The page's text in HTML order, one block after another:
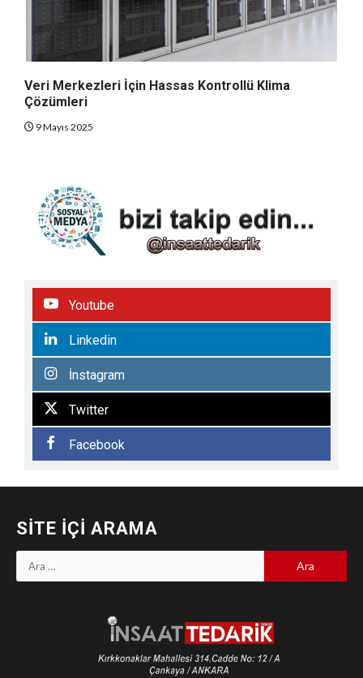
Veri Merkezleri İçin Hassas Kontrollü Klima
Çözümleri
9 Mayıs 2025
Youtube
Linkedin
İnstagram
Twitter
Facebook
SITE İÇI ARAMA
Arama: